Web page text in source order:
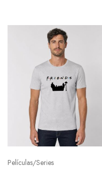
Películas/Series